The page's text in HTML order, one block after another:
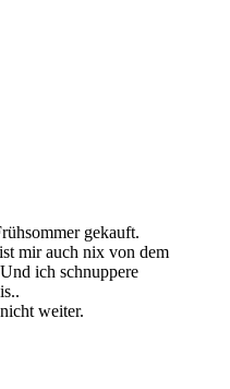
gekauft.
mir auch nix von dem
ich schnuppere
weiter.